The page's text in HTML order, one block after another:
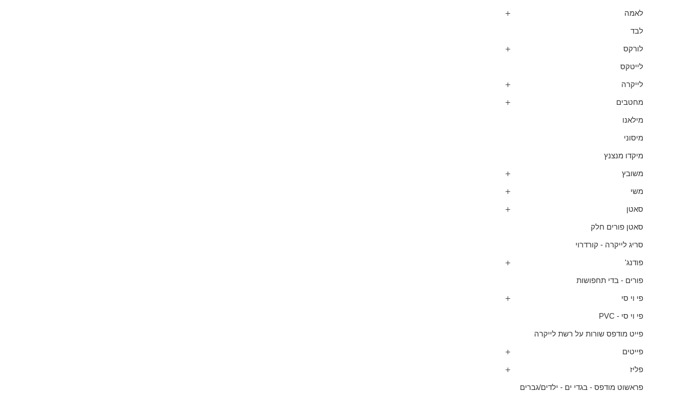
לאמה
לבד
לורקס
לייטקס
לייקרה
מחטבים
מילאנו
מיסוני
מיקדו מנצנץ
משובץ
משי
סאטן
סאטן פורים חלק
סריג לייקרה - קורדרוי
פודנג'
פורים - בדי תחפושות
פי וי סי
פי וי סי - PVC
פייט מודפס שורות על רשת לייקרה
פייטים
פליז
פראשוט מודפס - בגדי ים - ילדים/גברים